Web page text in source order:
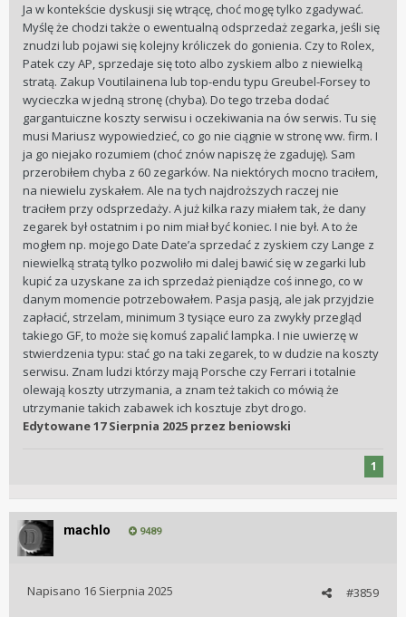
Ja w kontekście dyskusji się wtrącę, choć mogę tylko zgadywać.
Myślę że chodzi także o ewentualną odsprzedaż zegarka, jeśli się
znudzi lub pojawi się kolejny króliczek do gonienia. Czy to Rolex,
Patek czy AP, sprzedaje się toto albo zyskiem albo z niewielką
stratą. Zakup Voutilainena lub top-endu typu Greubel-Forsey to
wycieczka w jedną stronę (chyba). Do tego trzeba dodać
gargantuiczne koszty serwisu i oczekiwania na ów serwis. Tu się
musi Mariusz wypowiedzieć, co go nie ciągnie w stronę ww. firm. I
ja go niejako rozumiem (choć znów napiszę że zgaduję). Sam
przerobiłem chyba z 60 zegarków. Na niektórych mocno traciłem,
na niewielu zyskałem. Ale na tych najdroższych raczej nie
traciłem przy odsprzedaży. A już kilka razy miałem tak, że dany
zegarek był ostatnim i po nim miał być koniec. I nie był. A to że
mogłem np. mojego Date Date’a sprzedać z zyskiem czy Lange z
niewielką stratą tylko pozwoliło mi dalej bawić się w zegarki lub
kupić za uzyskane za ich sprzedaż pieniądze coś innego, co w
danym momencie potrzebowałem. Pasja pasją, ale jak przyjdzie
zapłacić, strzelam, minimum 3 tysiące euro za zwykły przegląd
takiego GF, to może się komuś zapalić lampka. I nie uwierzę w
stwierdzenia typu: stać go na taki zegarek, to w dudzie na koszty
serwisu. Znam ludzi którzy mają Porsche czy Ferrari i totalnie
olewają koszty utrzymania, a znam też takich co mówią że
utrzymanie takich zabawek ich kosztuje zbyt drogo.
Edytowane17 Sierpnia 2025 przez beniowski
1
machlo 9489
#3859
Napisano 16 Sierpnia 2025